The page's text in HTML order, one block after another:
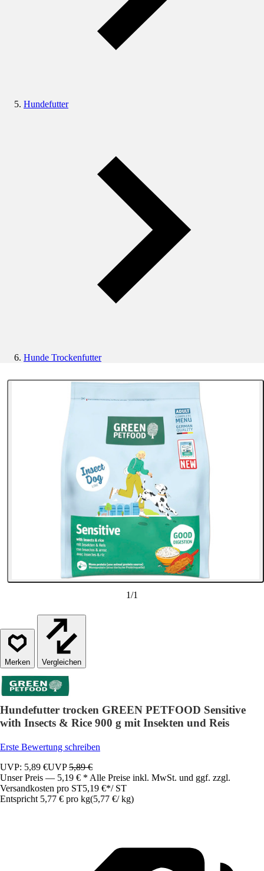
Hundefutter
Hunde Trockenfutter
1/1
Vergleichen
Hundefutter trocken GREEN PETFOOD Sensitive
with Insects & Rice 900 g mit Insekten und Reis
Erste Bewertung schreiben
UVP: 5,89 €UVP5,89 €
Unser Preis — 5,19 € * Alle Preise inkl. MwSt. und ggf. zzgl.
Versandkosten pro ST5,19 €*/ ST
Entspricht 5,77 € pro kg(5,77 €/ kg)